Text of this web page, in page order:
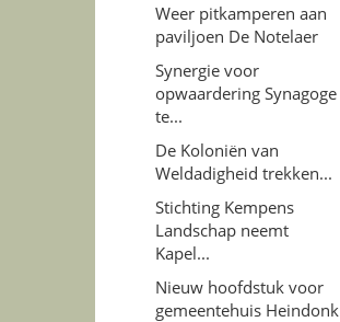
Weer pitkamperen aan
paviljoen De Notelaer
Synergie voor
opwaardering Synagoge
te...
De Koloniën van
Weldadigheid trekken...
Stichting Kempens
Landschap neemt
Kapel...
Nieuw hoofdstuk voor
gemeentehuis Heindonk